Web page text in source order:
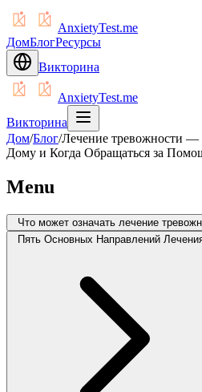
AnxietyTest.me
ДомБлогРесурсы
Викторина
AnxietyTest.me
Викторина
Дом/Блог/Лечение тревожности
Дому и Когда Обращаться за
Menu
Что может означать лечение
Пять Основных Направлений